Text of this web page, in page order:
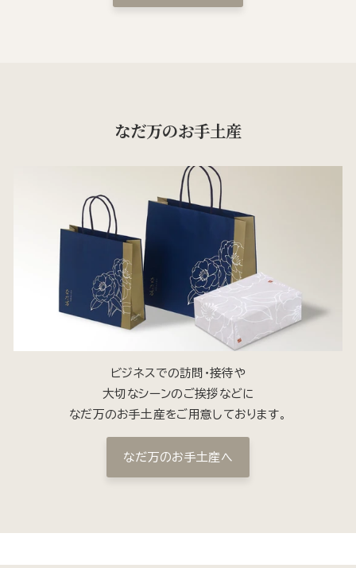
なだ万のお手土産
ビジネスでの訪問・接待や
大切なシーンのご挨拶などに
なだ万のお手土産をご用意しております。
なだ万のお手土産へ